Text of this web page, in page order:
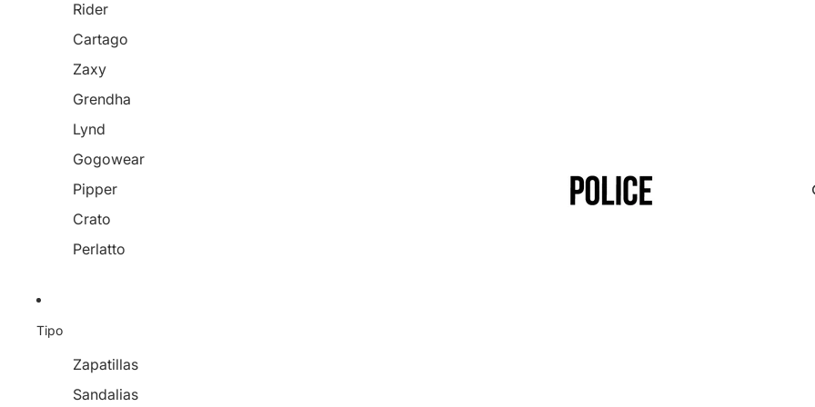
Rider
Cartago
Zaxy
Grendha
Lynd
Gogowear
Pipper
Crato
Perlatto
Tipo
Zapatillas
Sandalias